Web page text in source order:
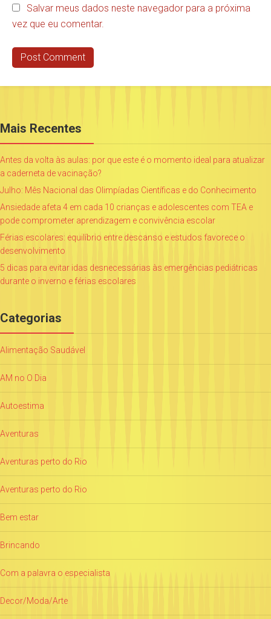
Salvar meus dados neste navegador para a próxima
vez que eu comentar.
Mais Recentes
Antes da volta às aulas: por que este é o momento ideal para atualizar
a caderneta de vacinação?
Julho: Mês Nacional das Olimpíadas Científicas e do Conhecimento
Ansiedade afeta 4 em cada 10 crianças e adolescentes com TEA e
pode comprometer aprendizagem e convivência escolar
Férias escolares: equilíbrio entre descanso e estudos favorece o
desenvolvimento
5 dicas para evitar idas desnecessárias às emergências pediátricas
durante o inverno e férias escolares
Categorias
Alimentação Saudável
AM no O Dia
Autoestima
Aventuras
Aventuras perto do Rio
Aventuras perto do Rio
Bem estar
Brincando
Com a palavra o especialista
Decor/Moda/Arte